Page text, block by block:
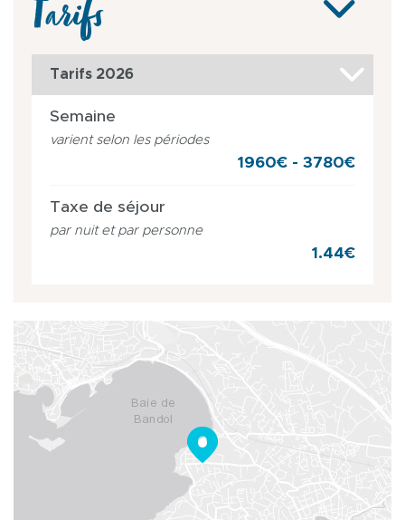
Tarifs
Tarifs 2026
Semaine
varient selon les périodes
1960€ - 3780€
Taxe de séjour
par nuit et par personne
1.44€